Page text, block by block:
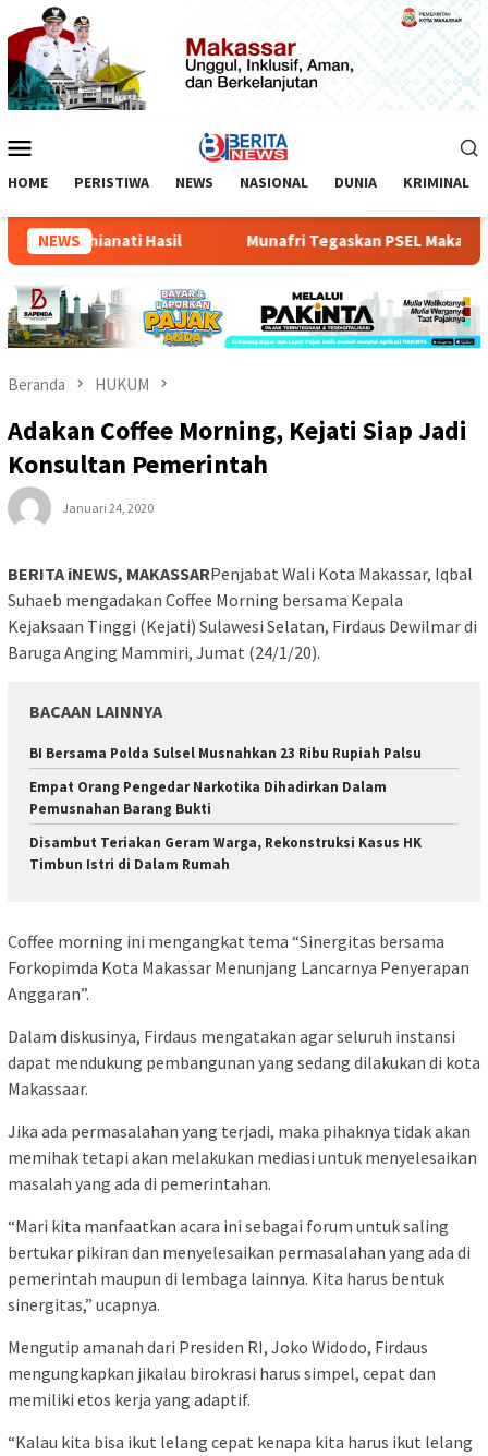
Loncat
ke
konten
Mobile
HOME PERISTIWA NEWS NASIONAL DUNIA KRIMINAL
NEWS Hasil Munafri Tegaskan PSEL Makassar
Beranda HUKUM
Adakan Coffee Morning, Kejati Siap Jadi
Konsultan Pemerintah
Januari 24, 2020
BERITA iNEWS, MAKASSARPenjabat Wali Kota Makassar, Iqbal
Suhaeb mengadakan Coffee Morning bersama Kepala
Kejaksaan Tinggi (Kejati) Sulawesi Selatan, Firdaus Dewilmar di
Baruga Anging Mammiri, Jumat (24/1/20).
BACAAN LAINNYA
BI Bersama Polda Sulsel Musnahkan 23 Ribu Rupiah Palsu
Empat Orang Pengedar Narkotika Dihadirkan Dalam
Pemusnahan Barang Bukti
Disambut Teriakan Geram Warga, Rekonstruksi Kasus HK
Timbun Istri di Dalam Rumah
Coffee morning ini mengangkat tema “Sinergitas bersama
Forkopimda Kota Makassar Menunjang Lancarnya Penyerapan
Anggaran”.
Dalam diskusinya, Firdaus mengatakan agar seluruh instansi
dapat mendukung pembangunan yang sedang dilakukan di kota
Makassaar.
Jika ada permasalahan yang terjadi, maka pihaknya tidak akan
memihak tetapi akan melakukan mediasi untuk menyelesaikan
masalah yang ada di pemerintahan.
“Mari kita manfaatkan acara ini sebagai forum untuk saling
bertukar pikiran dan menyelesaikan permasalahan yang ada di
pemerintah maupun di lembaga lainnya. Kita harus bentuk
sinergitas,” ucapnya.
Mengutip amanah dari Presiden RI, Joko Widodo, Firdaus
mengungkapkan jikalau birokrasi harus simpel, cepat dan
memiliki etos kerja yang adaptif.
“Kalau kita bisa ikut lelang cepat kenapa kita harus ikut lelang